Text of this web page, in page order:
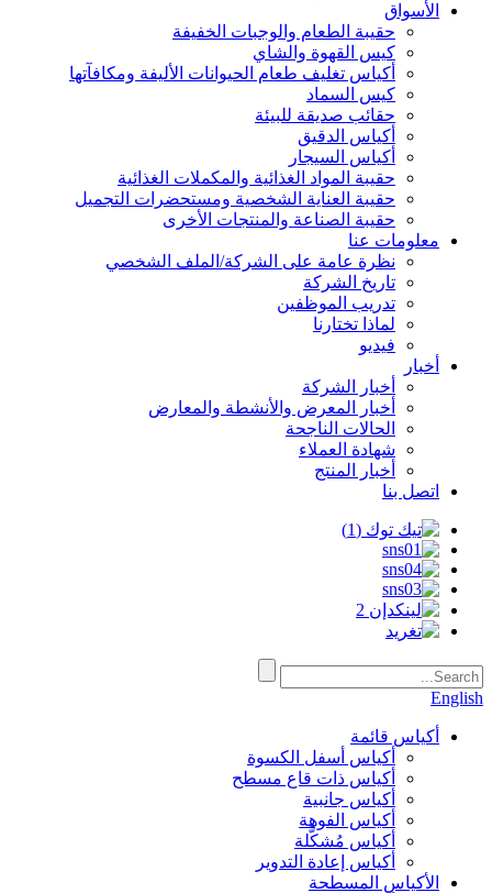
الأسواق
حقيبة الطعام والوجبات الخفيفة
كيس القهوة والشاي
أكياس تغليف طعام الحيوانات الأليفة ومكافآتها
كيس السماد
حقائب صديقة للبيئة
أكياس الدقيق
أكياس السيجار
حقيبة المواد الغذائية والمكملات الغذائية
حقيبة العناية الشخصية ومستحضرات التجميل
حقيبة الصناعة والمنتجات الأخرى
معلومات عنا
نظرة عامة على الشركة/الملف الشخصي
تاريخ الشركة
تدريب الموظفين
لماذا تختارنا
فيديو
أخبار
أخبار الشركة
أخبار المعرض والأنشطة والمعارض
الحالات الناجحة
شهادة العملاء
أخبار المنتج
اتصل بنا
English
أكياس قائمة
أكياس أسفل الكسوة
أكياس ذات قاع مسطح
أكياس جانبية
أكياس الفوهة
أكياس مُشكَّلة
أكياس إعادة التدوير
الأكياس المسطحة